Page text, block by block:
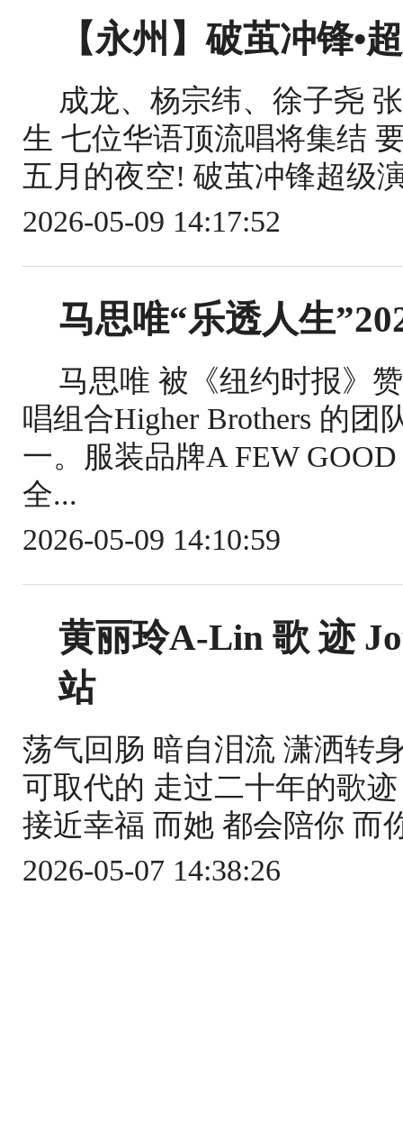
【永州】破茧冲锋•
成龙、杨宗纬、徐子尧
生 七位华语顶流唱将集结
五月的夜空! 破茧冲锋超级
2026-05-09 14:17:52
马思唯“乐透人生
马思唯 被《纽约时报》
唱组合Higher Brothers 的
一。服装品牌A FEW
全...
2026-05-09 14:10:59
黄丽玲A-Lin 歌 迹
站
荡气回肠 暗自泪流 潇洒转
可取代的 走过二十年的歌
接近幸福 而她 都会陪你 而
2026-05-07 14:38:26